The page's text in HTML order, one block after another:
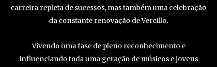
carreira repleta de sucessos, mas também uma celebração
da constante renovação de Vercillo.
Vivendo uma fase de pleno reconhecimento e
influenciando toda uma geração de músicos e jovens